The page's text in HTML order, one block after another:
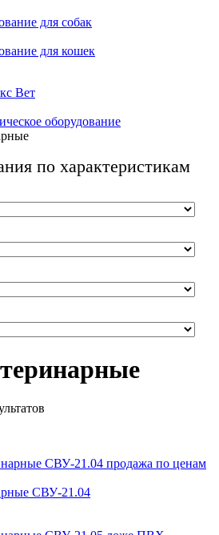
Вет
оборудование
по характеристикам
СВУ-21.04